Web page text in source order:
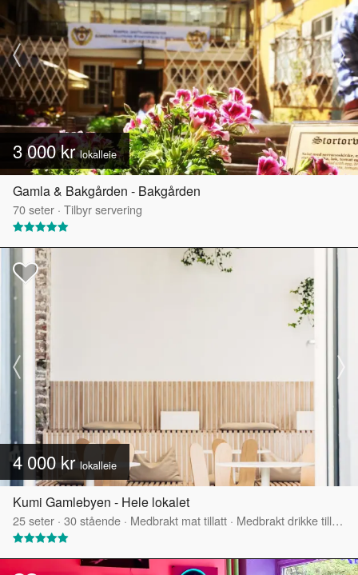
3 000 krlokalleie
Gamla & Bakgården - Bakgården
70seter · Tilbyr servering
4 000 krlokalleie
Kumi Gamlebyen - Hele lokalet
25seter · 30stående · Medbrakt mat tillatt · Medbrakt drikke tillatt